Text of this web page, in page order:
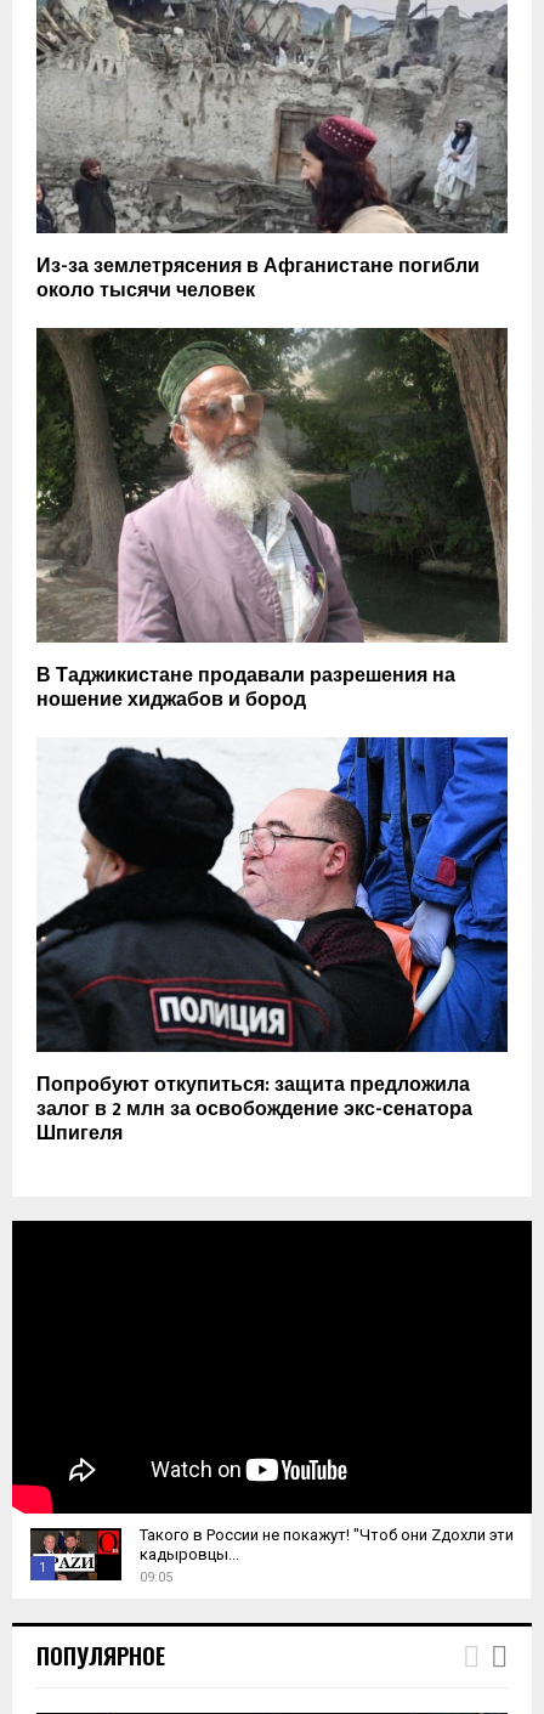
Из-за землетрясения в Афганистане погибли
около тысячи человек
В Таджикистане продавали разрешения на
ношение хиджабов и бород
Попробуют откупиться: защита предложила
залог в 2 млн за освобождение экс-сенатора
Шпигеля
1
h
u
Такого в России не покажут! "Чтоб они Zдохли эти
кадыровцы...
09:05
ПОПУЛЯРНОЕ